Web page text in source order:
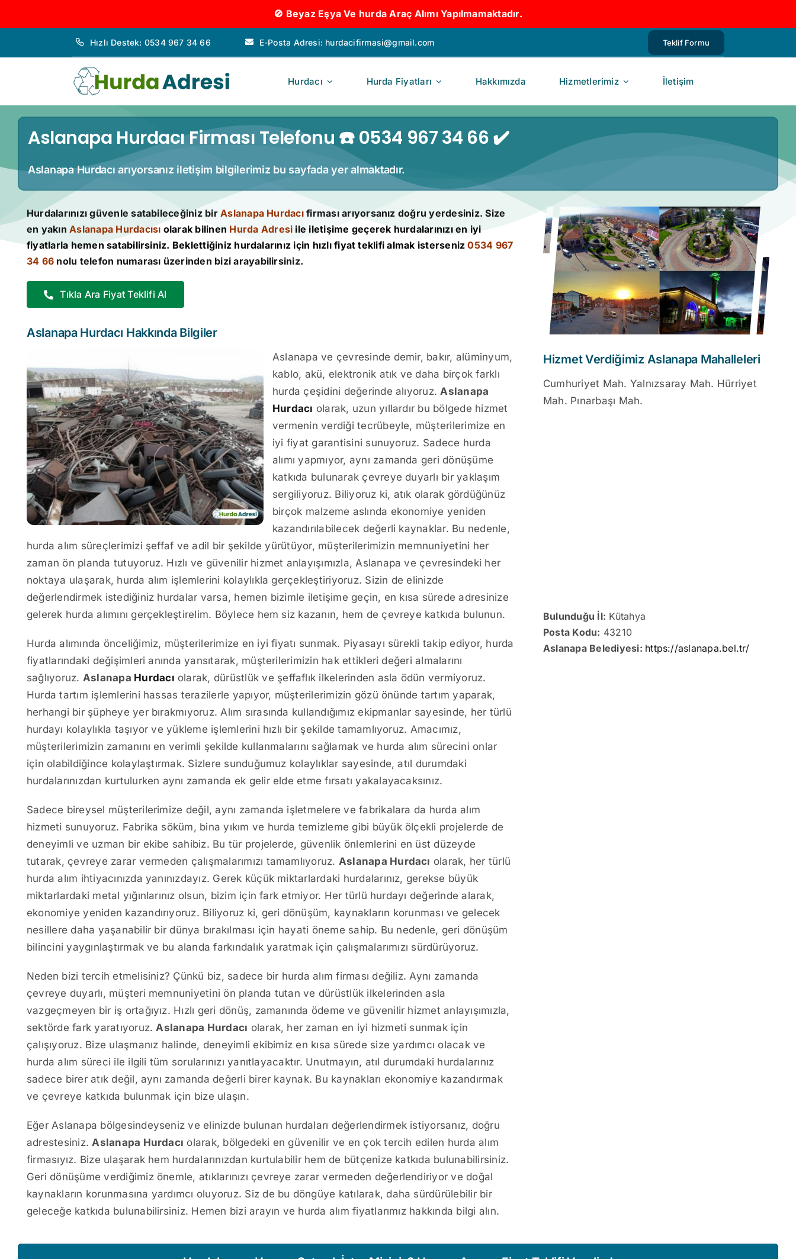
🚫 Beyaz Eşya Ve hurda Araç Alımı Yapılmamaktadır.
Hızlı Destek: 0534 967 34 66 E-Posta Adresi: hurdacifirmasi@gmail.com Teklif Formu
Hurdacı Hurda Fiyatları Hakkımızda Hizmetlerimiz İletişim
Aslanapa Hurdacı Firması Telefonu ☎️ 0534 967 34 66 ✔️
Aslanapa Hurdacı arıyorsanız iletişim bilgilerimiz bu sayfada yer almaktadır.
Hurdalarınızı güvenle satabileceğiniz birAslanapa Hurdacıfirması arıyorsanız doğru yerdesiniz. Size
en yakınAslanapa Hurdacısı olarak bilinen Hurda Adresi ile iletişime geçerek hurdalarınızı en iyi
fiyatlarla hemen satabilirsiniz. Beklettiğiniz hurdalarınız için hızlı fiyat teklifi almak isterseniz0534 967
34 66 nolu telefon numarası üzerinden bizi arayabilirsiniz.
Tıkla Ara Fiyat Teklifi Al
Aslanapa Hurdacı Hakkında Bilgiler
Aslanapa ve çevresinde demir, bakır, alüminyum,
kablo, akü, elektronik atık ve daha birçok farklı
hurda çeşidini değerinde alıyoruz.Aslanapa
Hurdacı olarak, uzun yıllardır bu bölgede hizmet
vermenin verdiği tecrübeyle, müşterilerimize en
iyi fiyat garantisini sunuyoruz. Sadece hurda
alımı yapmıyor, aynı zamanda geri dönüşüme
katkıda bulunarak çevreye duyarlı bir yaklaşım
sergiliyoruz. Biliyoruz ki, atık olarak gördüğünüz
birçok malzeme aslında ekonomiye yeniden
kazandırılabilecek değerli kaynaklar. Bu nedenle,
hurda alım süreçlerimizi şeffaf ve adil bir şekilde yürütüyor, müşterilerimizin memnuniyetini her
zaman ön planda tutuyoruz. Hızlı ve güvenilir hizmet anlayışımızla, Aslanapa ve çevresindeki her
noktaya ulaşarak, hurda alım işlemlerini kolaylıkla gerçekleştiriyoruz. Sizin de elinizde
değerlendirmek istediğiniz hurdalar varsa, hemen bizimle iletişime geçin, en kısa sürede adresinize
gelerek hurda alımını gerçekleştirelim. Böylece hem siz kazanın, hem de çevreye katkıda bulunun.
Hurda alımında önceliğimiz, müşterilerimize en iyi fiyatı sunmak. Piyasayı sürekli takip ediyor, hurda
fiyatlarındaki değişimleri anında yansıtarak, müşterilerimizin hak ettikleri değeri almalarını
sağlıyoruz. Aslanapa Hurdacı olarak, dürüstlük ve şeffaflık ilkelerinden asla ödün vermiyoruz.
Hurda tartım işlemlerini hassas terazilerle yapıyor, müşterilerimizin gözü önünde tartım yaparak,
herhangi bir şüpheye yer bırakmıyoruz. Alım sırasında kullandığımız ekipmanlar sayesinde, her türlü
hurdayı kolaylıkla taşıyor ve yükleme işlemlerini hızlı bir şekilde tamamlıyoruz. Amacımız,
müşterilerimizin zamanını en verimli şekilde kullanmalarını sağlamak ve hurda alım sürecini onlar
için olabildiğince kolaylaştırmak. Sizlere sunduğumuz kolaylıklar sayesinde, atıl durumdaki
hurdalarınızdan kurtulurken aynı zamanda ek gelir elde etme fırsatı yakalayacaksınız.
Sadece bireysel müşterilerimize değil, aynı zamanda işletmelere ve fabrikalara da hurda alım
hizmeti sunuyoruz. Fabrika söküm, bina yıkım ve hurda temizleme gibi büyük ölçekli projelerde de
deneyimli ve uzman bir ekibe sahibiz. Bu tür projelerde, güvenlik önlemlerini en üst düzeyde
tutarak, çevreye zarar vermeden çalışmalarımızı tamamlıyoruz. Aslanapa Hurdacı olarak, her türlü
hurda alım ihtiyacınızda yanınızdayız. Gerek küçük miktarlardaki hurdalarınız, gerekse büyük
miktarlardaki metal yığınlarınız olsun, bizim için fark etmiyor. Her türlü hurdayı değerinde alarak,
ekonomiye yeniden kazandırıyoruz. Biliyoruz ki, geri dönüşüm, kaynakların korunması ve gelecek
nesillere daha yaşanabilir bir dünya bırakılması için hayati öneme sahip. Bu nedenle, geri dönüşüm
bilincini yaygınlaştırmak ve bu alanda farkındalık yaratmak için çalışmalarımızı sürdürüyoruz.
Neden bizi tercih etmelisiniz? Çünkü biz, sadece bir hurda alım firması değiliz. Aynı zamanda
çevreye duyarlı, müşteri memnuniyetini ön planda tutan ve dürüstlük ilkelerinden asla
vazgeçmeyen bir iş ortağıyız. Hızlı geri dönüş, zamanında ödeme ve güvenilir hizmet anlayışımızla,
sektörde fark yaratıyoruz.Aslanapa Hurdacı olarak, her zaman en iyi hizmeti sunmak için
çalışıyoruz. Bize ulaşmanız halinde, deneyimli ekibimiz en kısa sürede size yardımcı olacak ve
hurda alım süreci ile ilgili tüm sorularınızı yanıtlayacaktır. Unutmayın, atıl durumdaki hurdalarınız
sadece birer atık değil, aynı zamanda değerli birer kaynak. Bu kaynakları ekonomiye kazandırmak
ve çevreye katkıda bulunmak için bize ulaşın.
Eğer Aslanapa bölgesindeyseniz ve elinizde bulunan hurdaları değerlendirmek istiyorsanız, doğru
adrestesiniz.Aslanapa Hurdacı olarak, bölgedeki en güvenilir ve en çok tercih edilen hurda alım
firmasıyız. Bize ulaşarak hem hurdalarınızdan kurtulabilir hem de bütçenize katkıda bulunabilirsiniz.
Geri dönüşüme verdiğimiz önemle, atıklarınızı çevreye zarar vermeden değerlendiriyor ve doğal
kaynakların korunmasına yardımcı oluyoruz. Siz de bu döngüye katılarak, daha sürdürülebilir bir
geleceğe katkıda bulunabilirsiniz. Hemen bizi arayın ve hurda alım fiyatlarımız hakkında bilgi alın.
Hizmet Verdiğimiz Aslanapa Mahalleleri
Cumhuriyet Mah. Yalnızsaray Mah. Hürriyet
Mah. Pınarbaşı Mah.
Bulunduğu İl: Kütahya
Posta Kodu: 43210
Aslanapa Belediyesi: https://aslanapa.bel.tr/